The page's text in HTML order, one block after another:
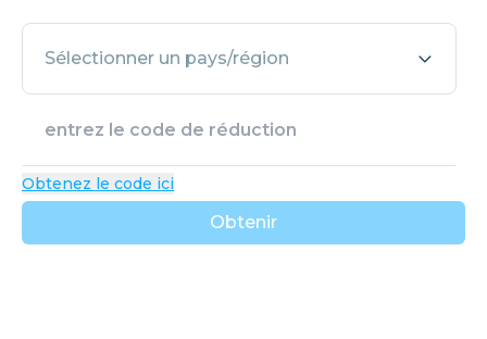
Sélectionner un pays/région
Obtenez le code ici
Obtenir